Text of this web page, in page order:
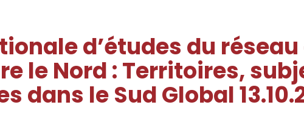
écologies, politiques
honoraires
d’études du réseau
le Nord : Territoires,
dans le Sud Global